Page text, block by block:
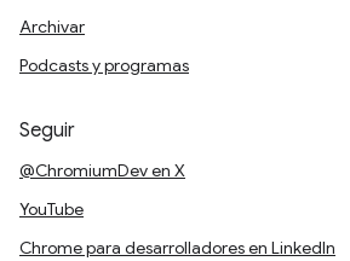
Archivar
Podcasts y programas
Seguir
@ChromiumDev en X
YouTube
Chrome para desarrolladores en LinkedIn